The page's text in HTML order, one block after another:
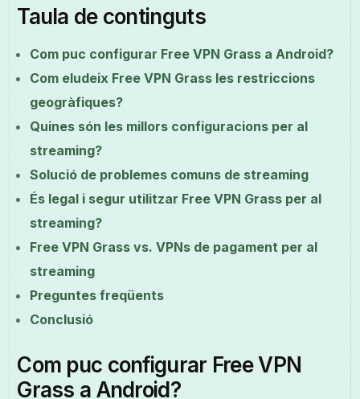
Taula de continguts
Com puc configurar Free VPN Grass a Android?
Com eludeix Free VPN Grass les restriccions
geogràfiques?
Quines són les millors configuracions per al
streaming?
Solució de problemes comuns de streaming
És legal i segur utilitzar Free VPN Grass per al
streaming?
Free VPN Grass vs. VPNs de pagament per al
streaming
Preguntes freqüents
Conclusió
Com puc configurar Free VPN
Grass a Android?